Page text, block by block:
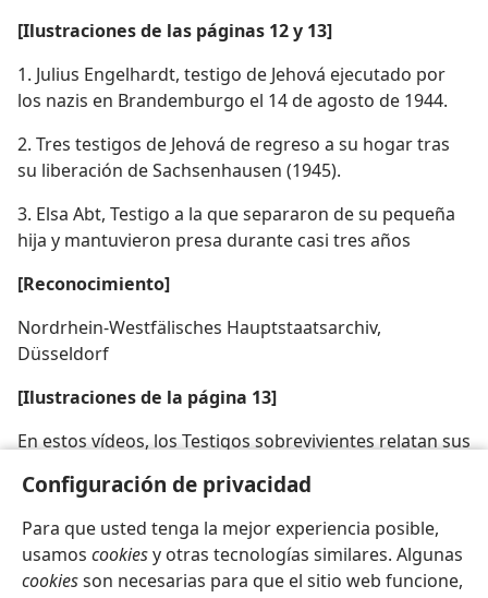
Configuración de privacidad
Para que usted tenga la mejor experiencia posible,
usamos cookiesy otras tecnologías similares. Algunas
cookiesson necesarias para que el sitio web funcione,
[Ilustraciones de las páginas 12 y 13]
1. Julius Engelhardt, testigo de Jehová ejecutado por
los nazis en Brandemburgo el 14 de agosto de 1944.
2. Tres testigos de Jehová de regreso a su hogar tras
su liberación de Sachsenhausen (1945).
3. Elsa Abt, Testigo a la que separaron de su pequeña
hija y mantuvieron presa durante casi tres años
[Reconocimiento]
Nordrhein-Westfälisches Hauptstaatsarchiv,
Düsseldorf
[Ilustraciones de la página 13]
En estos vídeos, los Testigos sobrevivientes relatan sus
Español Compartir Configuración